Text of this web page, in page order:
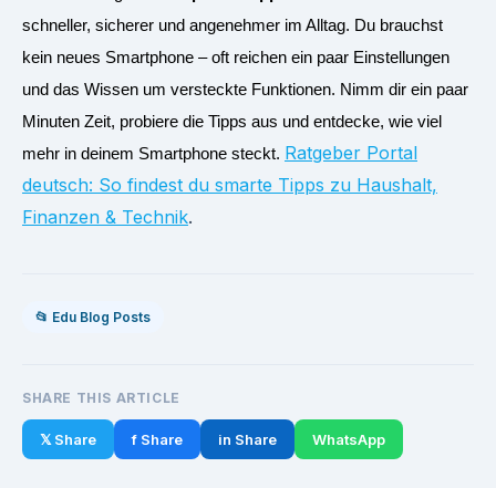
schneller, sicherer und angenehmer im Alltag. Du brauchst
kein neues Smartphone – oft reichen ein paar Einstellungen
und das Wissen um versteckte Funktionen. Nimm dir ein paar
Minuten Zeit, probiere die Tipps aus und entdecke, wie viel
mehr in deinem Smartphone steckt. Ratgeber Portal
deutsch: So findest du smarte Tipps zu Haushalt,
Finanzen & Technik.
📂 Edu Blog Posts
SHARE THIS ARTICLE
𝕏 Share f Share in Share WhatsApp